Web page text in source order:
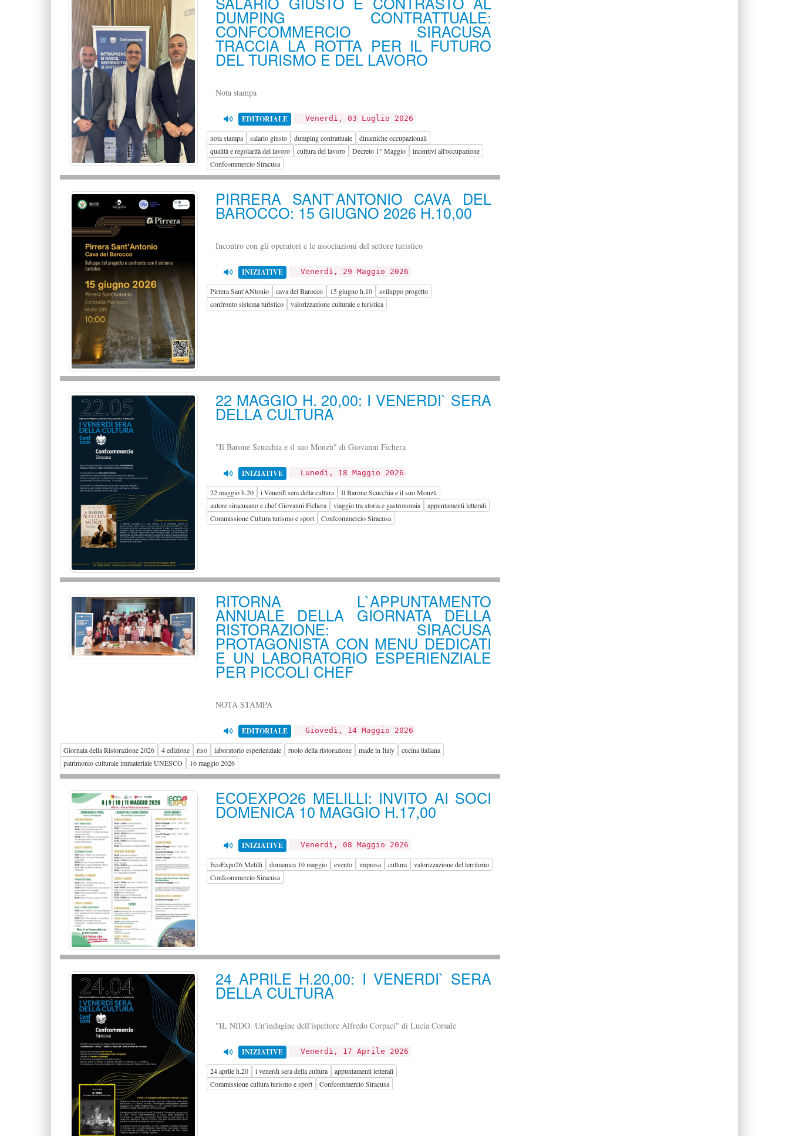
DUMPING CONTRATTUALE:
CONFCOMMERCIO SIRACUSA
TRACCIA LA ROTTA PER IL FUTURO
DEL TURISMO E DEL LAVORO
Nota stampa
EDITORIALE Venerdì, 03 Luglio 2026
nota stampa salario giusto dumping contrattuale
dinamiche occupazionali
qualità e regolarità del lavoro
cultura del lavoro Decreto 1° Maggio
incentivi all'occupazione
Confcommercio Siracusa
PIRRERA SANT`ANTONIO CAVA DEL
BAROCCO: 15 GIUGNO 2026 H.10,00
Incontro con gli operatori e le associazioni del settore turistico
INIZIATIVE Venerdì, 29 Maggio 2026
Pirrera Sant'ANtonio cava del Barocco 15 giugno h.10
sviluppo progetto
confronto sistema turistico
valorizzazione culturale e turistica
22 MAGGIO H. 20,00: I VENERDI` SERA
DELLA CULTURA
"Il Barone Scucchia e il suo Monzù" di Giovanni Fichera
INIZIATIVE Lunedì, 18 Maggio 2026
22 maggio h.20 i Venerdì sera della cultura
Il Barone Scucchia e il suo Monzù
autore siracusano e chef Giovanni Fichera
viaggio tra storia e gastronomia
appuntamenti letterali
Commissione Cultura turismo e sport
Confcommercio Siracusa
RITORNA L`APPUNTAMENTO
ANNUALE DELLA GIORNATA DELLA
RISTORAZIONE: SIRACUSA
PROTAGONISTA CON MENU DEDICATI
E UN LABORATORIO ESPERIENZIALE
PER PICCOLI CHEF
NOTA STAMPA
EDITORIALE Giovedì, 14 Maggio 2026
Giornata della Ristorazione 2026 4 edizione riso laboratorio esperienziale ruolo della ristorazione made in Italy
cucina italiana
patrimonio culturale immateriale UNESCO
16 maggio 2026
ECOEXPO26 MELILLI: INVITO AI SOCI
DOMENICA 10 MAGGIO H.17,00
INIZIATIVE Venerdì, 08 Maggio 2026
EcoExpo26 Melilli domenica 10 maggio evento impresa cultura
valorizzazione del territorio
Confcommercio Siracusa
24 APRILE H.20,00: I VENERDI` SERA
DELLA CULTURA
"IL NIDO. Un'indagine dell'ispettore Alfredo Corpaci" di Lucia Corsale
INIZIATIVE Venerdì, 17 Aprile 2026
24 aprile h.20 i venerdì sera della cultura
appuntamenti letterali
Commissione cultura turismo e sport
Confcommercio Siracusa